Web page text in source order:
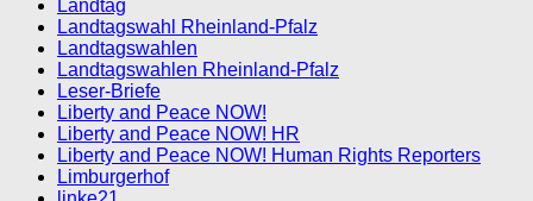
Landtag
Landtagswahl Rheinland-Pfalz
Landtagswahlen
Landtagswahlen Rheinland-Pfalz
Leser-Briefe
Liberty and Peace NOW!
Liberty and Peace NOW! HR
Liberty and Peace NOW! Human Rights Reporters
Limburgerhof